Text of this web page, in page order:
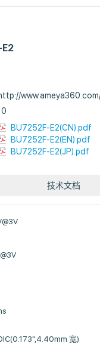
BU7252F-E2(CN).pdf
BU7252F-E2(EN).pdf
BU7252F-E2(JP).pdf
技术文档
宽)